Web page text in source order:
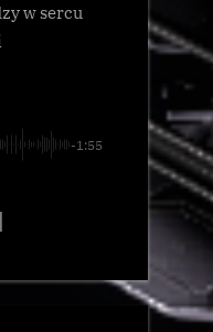
w sercu
-1:55